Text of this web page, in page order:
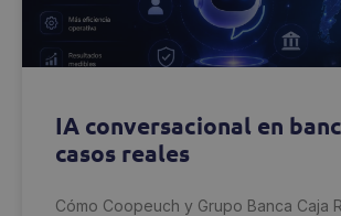
IA conversacional en
casos reales
Cómo Coopeuch y Grupo Banca Caja